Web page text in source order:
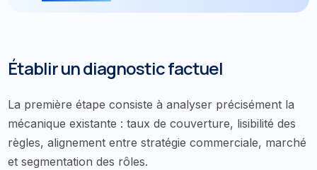
Établir un diagnostic factuel
La première étape consiste à analyser précisément la
mécanique existante : taux de couverture, lisibilité des
règles, alignement entre stratégie commerciale, marché
et segmentation des rôles.